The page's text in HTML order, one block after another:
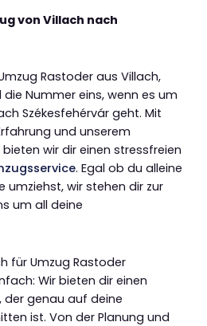
von Villach nach
Rastoder aus Villach,
Nummer eins, wenn es um
Székesfehérvár geht. Mit
und unserem
wir dir einen stressfreien
. Egal ob du alleine
umziehst, wir stehen dir zur
um all deine
für Umzug Rastoder
Wir bieten dir einen
der genau auf deine
ist. Von der Planung und